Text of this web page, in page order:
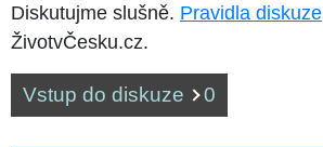
Diskutujme slušně. Pravidla diskuze
ŽivotvČesku.cz.
Vstup do diskuze 0